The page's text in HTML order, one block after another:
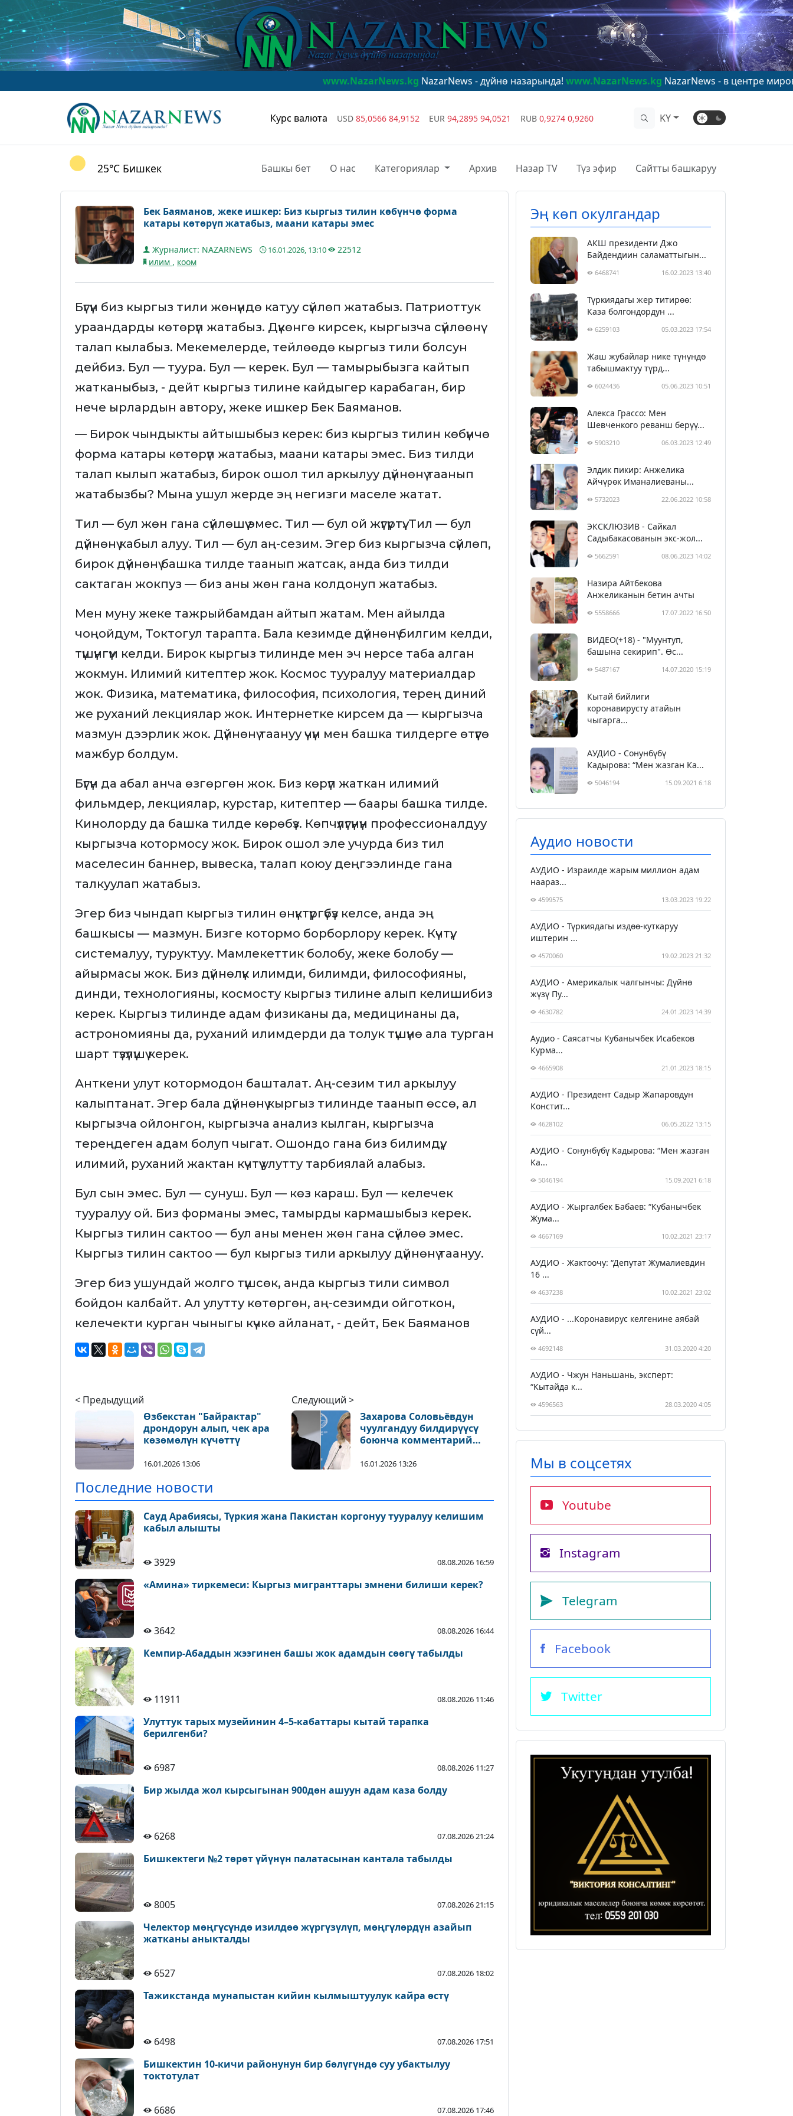
www.NazarNews.kgNazarNews - дүйнө назарында!www.NazarNews.kgNazarNews - в центре мирового
Курс валюта USD 85,0566 84,9152 EUR 94,2895 94,0521 RUB 0,9274 0,9260 KY
25°C Бишкек Башкы бет О нас Категориялар Архив Назар TV Түз эфир Сайтты башкаруу
Бек Баяманов, жеке ишкер: Биз кыргыз тилин көбүнчө форма
катары көтөрүп жатабыз, маани катары эмес
Журналист: NAZARNEWS 16.01.2026, 13:10
22512
илим , коом
Бүгүн биз кыргыз тили жөнүндө катуу сүйлөп жатабыз. Патриоттук
ураандарды көтөрүп жатабыз. Дүкөнгө кирсек, кыргызча сүйлөөнү
талап кылабыз. Мекемелерде, тейлөөдө кыргыз тили болсун
дейбиз. Бул — туура. Бул — керек. Бул — тамырыбызга кайтып
жатканыбыз, - дейт кыргыз тилине кайдыгер карабаган, бир
нече ырлардын автору, жеке ишкер Бек Баяманов.
— Бирок чындыкты айтышыбыз керек: биз кыргыз тилин көбүнчө
форма катары көтөрүп жатабыз, маани катары эмес. Биз тилди
талап кылып жатабыз, бирок ошол тил аркылуу дүйнөнү таанып
жатабызбы? Мына ушул жерде эң негизги маселе жатат.
Тил — бул жөн гана сүйлөшүү эмес. Тил — бул ой жүгүртүү. Тил — бул
дүйнөнү кабыл алуу. Тил — бул аң-сезим. Эгер биз кыргызча сүйлөп,
бирок дүйнөнү башка тилде таанып жатсак, анда биз тилди
сактаган жокпуз — биз аны жөн гана колдонуп жатабыз.
Мен муну жеке тажрыйбамдан айтып жатам. Мен айылда
чоңойдум, Токтогул тарапта. Бала кезимде дүйнөнү билгим келди,
түшүнгүм келди. Бирок кыргыз тилинде мен эч нерсе таба алган
жокмун. Илимий китептер жок. Космос тууралуу материалдар
жок. Физика, математика, философия, психология, терең диний
же руханий лекциялар жок. Интернетке кирсем да — кыргызча
мазмун дээрлик жок. Дүйнөнү таануу үчүн мен башка тилдерге өтүүгө
мажбур болдум.
Бүгүн да абал анча өзгөргөн жок. Биз көрүп жаткан илимий
фильмдер, лекциялар, курстар, китептер — баары башка тилде.
Кинолорду да башка тилде көрөбүз. Көпчүлүгүнүн профессионалдуу
кыргызча котормосу жок. Бирок ошол эле учурда биз тил
маселесин баннер, вывеска, талап коюу деңгээлинде гана
талкуулап жатабыз.
Эгер биз чындап кыргыз тилин өнүктүргүбүз келсе, анда эң
башкысы — мазмун. Бизге котормо борборлору керек. Күчтүү,
системалуу, туруктуу. Мамлекеттик болобу, жеке болобу —
айырмасы жок. Биз дүйнөлүк илимди, билимди, философияны,
динди, технологияны, космосту кыргыз тилине алып келишибиз
керек. Кыргыз тилинде адам физиканы да, медицинаны да,
астрономияны да, руханий илимдерди да толук түшүнө ала турган
шарт түзүлүшү керек.
Анткени улут котормодон башталат. Аң-сезим тил аркылуу
калыптанат. Эгер бала дүйнөнү кыргыз тилинде таанып өссө, ал
кыргызча ойлонгон, кыргызча анализ кылган, кыргызча
тереңдеген адам болуп чыгат. Ошондо гана биз билимдүү,
илимий, руханий жактан күчтүү улутту тарбиялай алабыз.
Бул сын эмес. Бул — сунуш. Бул — көз караш. Бул — келечек
тууралуу ой. Биз форманы эмес, тамырды кармашыбыз керек.
Кыргыз тилин сактоо — бул аны менен жөн гана сүйлөө эмес.
Кыргыз тилин сактоо — бул кыргыз тили аркылуу дүйнөнү таануу.
Эгер биз ушундай жолго түшсөк, анда кыргыз тили символ
бойдон калбайт. Ал улутту көтөргөн, аң-сезимди ойготкон,
келечекти курган чыныгы күчкө айланат, - дейт, Бек Баяманов
< Предыдущий
Өзбекстан "Байрактар"
дрондорун алып, чек ара
көзөмөлүн күчөттү
16.01.2026 13:06
Следующий >
Захарова Соловьёвдун
чуулгандуу билдирүүсү
боюнча комментарий
16.01.2026 13:26
Последние новости
Сауд Арабиясы, Түркия жана Пакистан коргонуу тууралуу келишим
кабыл алышты
3929 08.08.2026 16:59
«Амина» тиркемеси: Кыргыз мигранттары эмнени билиши керек?
3642 08.08.2026 16:44
Кемпир-Абаддын жээгинен башы жок адамдын сөөгү табылды
11911 08.08.2026 11:46
Улуттук тарых музейинин 4–5-кабаттары кытай тарапка
берилгенби?
6987 08.08.2026 11:27
Бир жылда жол кырсыгынан 900дөн ашуун адам каза болду
6268 07.08.2026 21:24
Бишкектеги №2 төрөт үйүнүн палатасынан кантала табылды
8005 07.08.2026 21:15
Челектор мөңгүсүндө изилдөө жүргүзүлүп, мөңгүлөрдүн азайып
жатканы аныкталды
6527 07.08.2026 18:02
Тажикстанда мунапыстан кийин кылмыштуулук кайра өстү
6498 07.08.2026 17:51
Бишкектин 10-кичи районунун бир бөлүгүндө суу убактылуу
токтотулат
6686 07.08.2026 17:46
Эң көп окулгандар
АКШ президенти Джо
Байдендиин саламаттыгын...
6468741 16.02.2023 13:40
Түркиядагы жер титирөө:
Каза болгондордун ...
6259103 05.03.2023 17:54
Жаш жубайлар нике түнүндө
табышмактуу түрд...
6024436 05.06.2023 10:51
Алекса Грассо: Мен
Шевченкого реванш берүү...
5903210 06.03.2023 12:49
Элдик пикир: Анжелика
Айчүрөк Иманалиеваны...
5732023 22.06.2022 10:58
ЭКСКЛЮЗИВ - Сайкал
Садыбакасованын экс-жол...
5662591 08.06.2023 14:02
Назира Айтбекова
Анжеликанын бетин ачты
5558666 17.07.2022 16:50
ВИДЕО(+18) - "Муунтуп,
башына секирип". Өс...
5487167 14.07.2020 15:19
Кытай бийлиги
коронавирусту атайын
чыгарга...
АУДИО - Сонунбүбү
Кадырова: “Мен жазган Ка...
5046194 15.09.2021 6:18
Аудио новости
АУДИО - Израилде жарым миллион адам
наараз...
4599575 13.03.2023 19:22
АУДИО - Түркиядагы издөө-куткаруу
иштерин ...
4570060 19.02.2023 21:32
АУДИО - Америкалык чалгынчы: Дүйнө
жүзү Пу...
4630782 24.01.2023 14:39
Аудио - Саясатчы Кубанычбек Исабеков
Курма...
4665908 21.01.2023 18:15
АУДИО - Президент Садыр Жапаровдун
Констит...
4628102 06.05.2022 13:15
АУДИО - Сонунбүбү Кадырова: “Мен жазган
Ка...
5046194 15.09.2021 6:18
АУДИО - Жыргалбек Бабаев: “Кубанычбек
Жума...
4667169 10.02.2021 23:17
АУДИО - Жактоочу: “Депутат Жумалиевдин
16 ...
4637238 10.02.2021 23:02
АУДИО - ...Коронавирус келгенине аябай
сүй...
4692148 31.03.2020 4:20
АУДИО - Чжун Наньшань, эксперт:
“Кытайда к...
4596563 28.03.2020 4:05
Мы в соцсетях
Youtube
Instagram
Telegram
Facebook
Twitter